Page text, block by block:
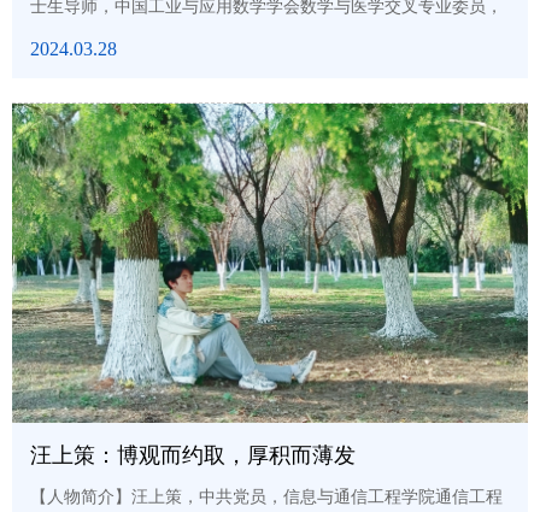
士生导师，中国工业与应用数学学会数学与医学交叉专业委员，
献入选IEEE Fellow。随着科技的迅速发展，近年来的新工科教育
理念正在塑造着未来工程科技领域的人才培养模式。新工科专
业，主...
2024.03.28
汪上策：博观而约取，厚积而薄发
【人物简介】汪上策，中共党员，信息与通信工程学院通信工程